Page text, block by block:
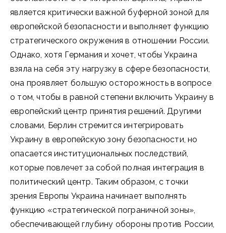
является критически важной буферной зоной для
европейской безопасности и выполняет функцию
стратегического окружения в отношении России.
Однако, хотя Германия и хочет, чтобы Украина
взяла на себя эту нагрузку в сфере безопасности,
она проявляет большую осторожность в вопросе
о том, чтобы в равной степени включить Украину в
европейский центр принятия решений. Другими
словами, Берлин стремится интегрировать
Украину в европейскую зону безопасности, но
опасается институциональных последствий,
которые повлечет за собой полная интеграция в
политический центр. Таким образом, с точки
зрения Европы Украина начинает выполнять
функцию «стратегической пограничной зоны»,
обеспечивающей глубину обороны против России,